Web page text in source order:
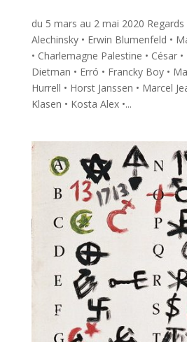
du 5 mars au 2 mai 2020
Alechinsky • Erwin Blumenfeld •
• Charlemagne Palestine • César
Dietman • Erró • Francky Boy •
Hurrell • Horst Janssen • Marcel
Klasen • Kosta Alex •...